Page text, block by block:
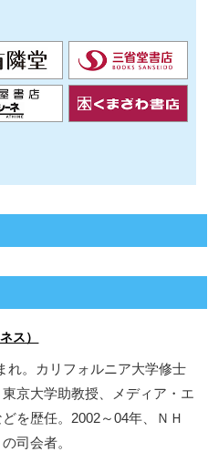
ス）
れ。カリフォルニア大学修士
京大学助教授、メディア・エ
を歴任。2002～04年、ＮＨ
司会者。